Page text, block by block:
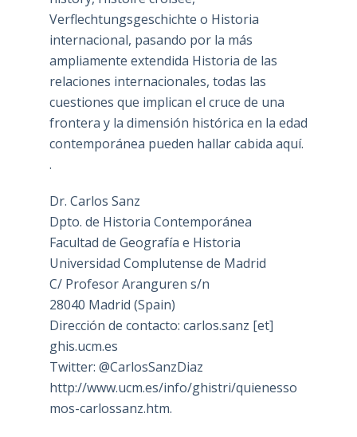
Verflechtungsgeschichte o Historia
internacional, pasando por la más
ampliamente extendida Historia de las
relaciones internacionales, todas las
cuestiones que implican el cruce de una
frontera y la dimensión histórica en la edad
contemporánea pueden hallar cabida aquí.
.
Dr. Carlos Sanz
Dpto. de Historia Contemporánea
Facultad de Geografía e Historia
Universidad Complutense de Madrid
C/ Profesor Aranguren s/n
28040 Madrid (Spain)
Dirección de contacto: carlos.sanz [et]
ghis.ucm.es
Twitter: @CarlosSanzDiaz
http://www.ucm.es/info/ghistri/quienesso
mos-carlossanz.htm.